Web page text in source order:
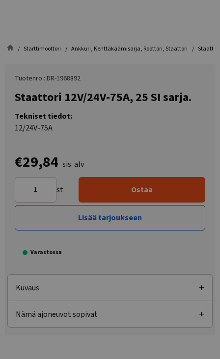
Starttimoottori Ankkuri, Kenttäkäämisarja, Roottori, Staattori Staattori
Tuotenro.: DR-1968892
Staattori 12V/24V-75A, 25 SI sarja.
Tekniset tiedot:
12/24V-75A
€29,84 sis. alv
st Ostaa
Lisää tarjoukseen
Varastossa
Kuvaus
Nämä ajoneuvot sopivat